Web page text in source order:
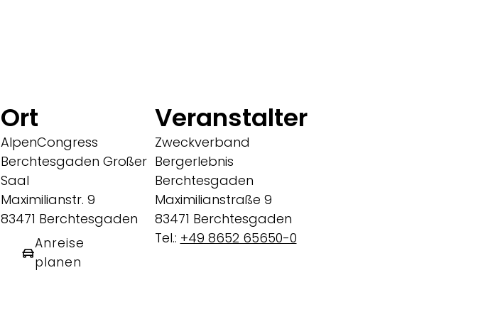
Ort
AlpenCongress
Berchtesgaden Großer
Saal
Maximilianstr. 9
83471 Berchtesgaden
Anreise
planen
Veranstalter
Zweckverband
Bergerlebnis
Berchtesgaden
Maximilianstraße 9
83471 Berchtesgaden
Tel.: +49 8652 65650-0